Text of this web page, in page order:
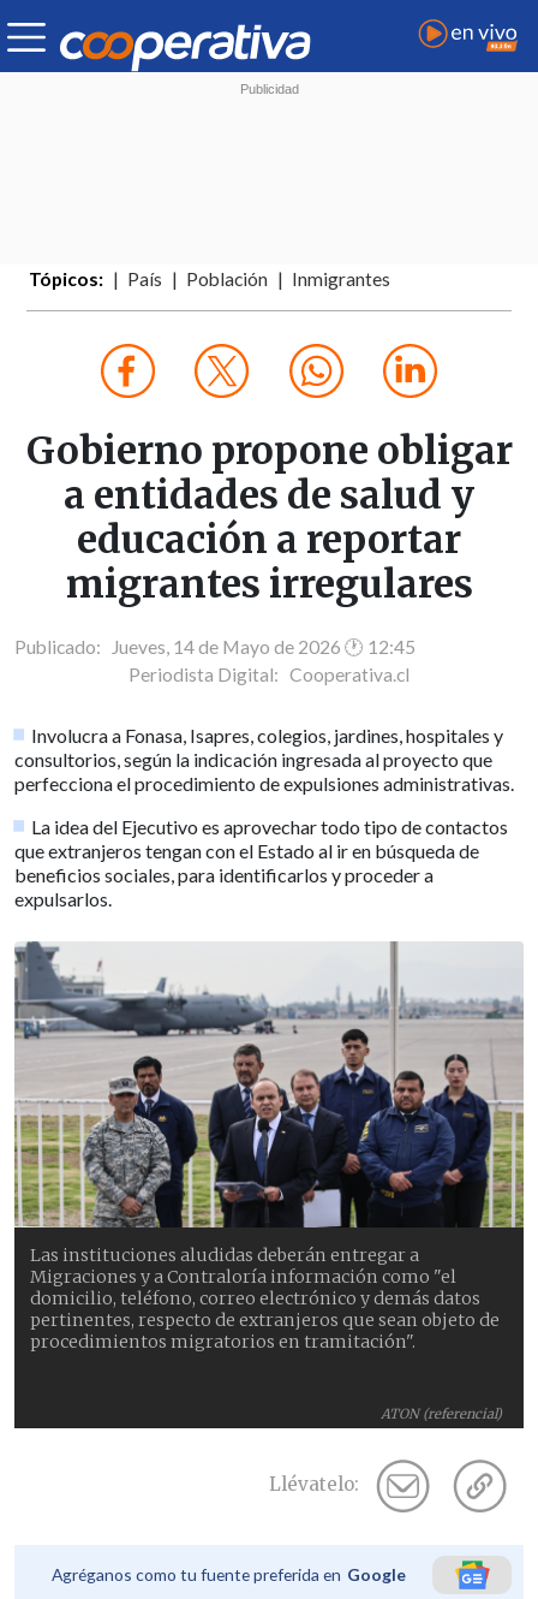
Tópicos: País Población Inmigrantes
Gobierno propone obligar
a entidades de salud y
educación a reportar
migrantes irregulares
Publicado: Jueves, 14 de Mayo de 2026 🕐 12:45
Periodista Digital: Cooperativa.cl
Involucra a Fonasa, Isapres, colegios, jardines, hospitales y
consultorios, según la indicación ingresada al proyecto que
perfecciona el procedimiento de expulsiones administrativas.
La idea del Ejecutivo es aprovechar todo tipo de contactos
que extranjeros tengan con el Estado al ir en búsqueda de
beneficios sociales, para identificarlos y proceder a
expulsarlos.
ATON (referencial)
Las instituciones aludidas deberán entregar a
Migraciones y a Contraloría información como "el
domicilio, teléfono, correo electrónico y demás datos
pertinentes, respecto de extranjeros que sean objeto de
procedimientos migratorios en tramitación".
Llévatelo:
Agréganos como tu fuente preferida en Google